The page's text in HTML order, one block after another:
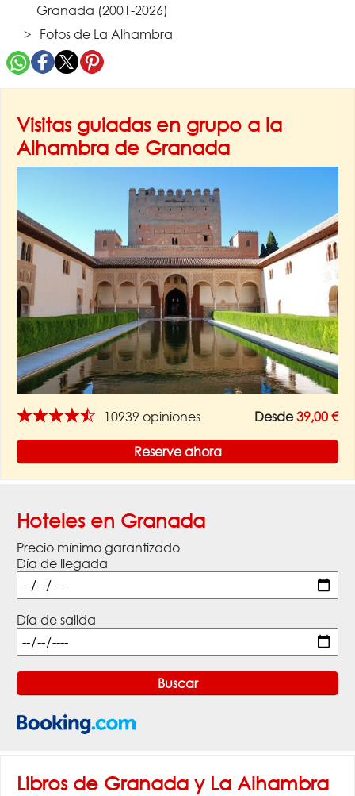
Granada (2001-2026)
Fotos de La Alhambra
Visitas guiadas en grupo a la
Alhambra de Granada
★★★★★ 10939 opiniones Desde39,00 €
Reserve ahora
Hoteles en Granada
Precio mínimo garantizado
Día de llegada
Día de salida
Libros de Granada y La Alhambra